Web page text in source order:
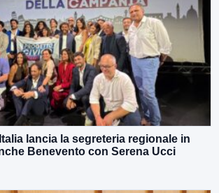
lancia la segreteria regionale in
Benevento con Serena Ucci